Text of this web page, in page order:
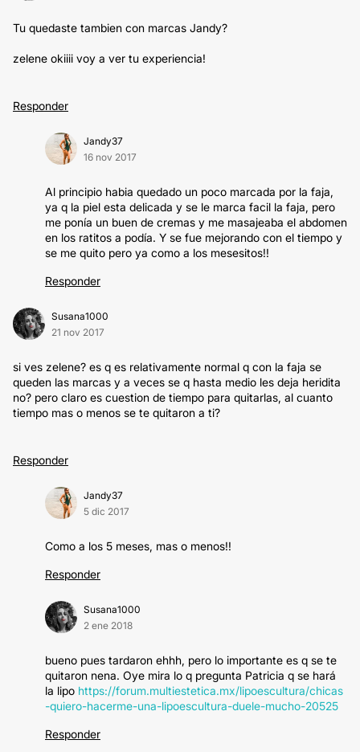
Tu quedaste tambien con marcas Jandy?
zelene okiiii voy a ver tu experiencia!
Responder
Jandy37
16 nov 2017
Al principio habia quedado un poco marcada por la faja,
ya q la piel esta delicada y se le marca facil la faja, pero
me ponía un buen de cremas y me masajeaba el abdomen
en los ratitos a podía. Y se fue mejorando con el tiempo y
se me quito pero ya como a los mesesitos!!
Responder
Susana1000
21 nov 2017
si ves zelene? es q es relativamente normal q con la faja se
queden las marcas y a veces se q hasta medio les deja heridita
no? pero claro es cuestion de tiempo para quitarlas, al cuanto
tiempo mas o menos se te quitaron a ti?
Responder
Jandy37
5 dic 2017
Como a los 5 meses, mas o menos!!
Responder
Susana1000
2 ene 2018
bueno pues tardaron ehhh, pero lo importante es q se te
quitaron nena. Oye mira lo q pregunta Patricia q se hará
la lipo https://forum.multiestetica.mx/lipoescultura/chicas
-quiero-hacerme-una-lipoescultura-duele-mucho-20525
Responder